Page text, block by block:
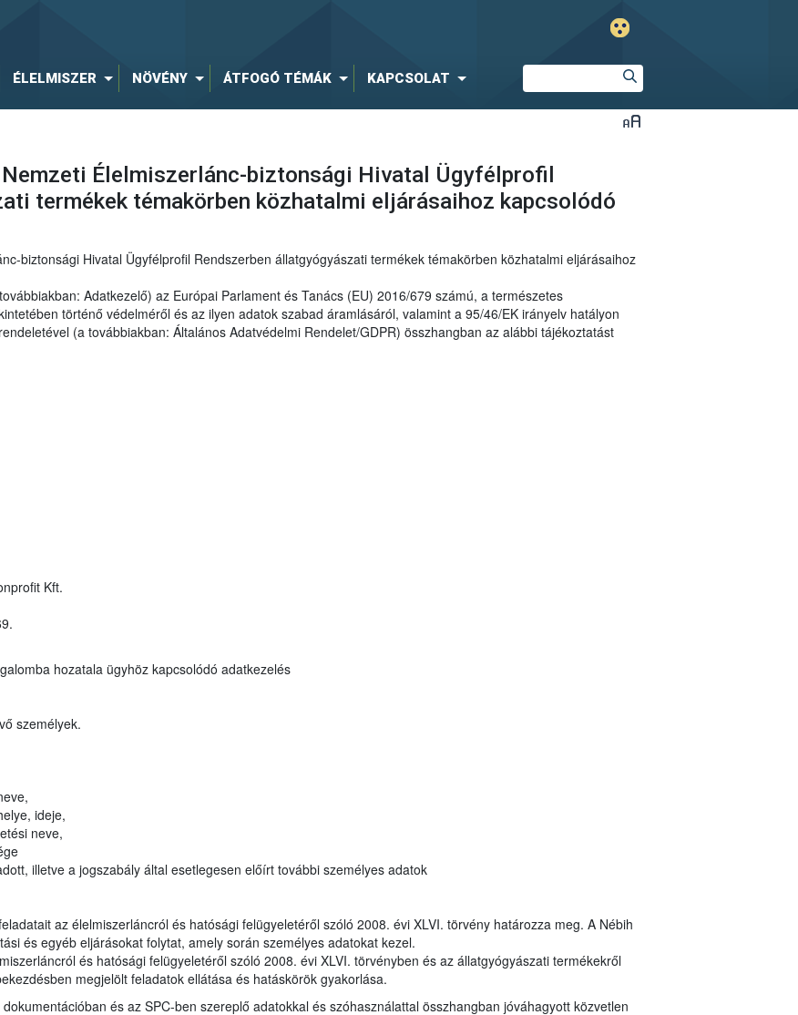
ÉLELMISZER NÖVÉNY ÁTFOGÓ TÉMÁK KAPCSOLAT
Élelmiszerlánc-biztonsági Hivatal Ügyfélprofil
termékek témakörben közhatalmi eljárásaihoz kapcsolódó
biztonsági Hivatal Ügyfélprofil Rendszerben állatgyógyászati termékek témakörben közhatalmi eljárásaihoz
Adatkezelő) az Európai Parlament és Tanács (EU) 2016/679 számú, a természetes
történő védelméről és az ilyen adatok szabad áramlásáról, valamint a 95/46/EK irányelv hatályon
(a továbbiakban: Általános Adatvédelmi Rendelet/GDPR) összhangban az alábbi tájékoztatást
Kft.
hozatala ügyhöz kapcsolódó adatkezelés
személyek.
ideje,
neve,
illetve a jogszabály által esetlegesen előírt további személyes adatok
az élelmiszerláncról és hatósági felügyeletéről szóló 2008. évi XLVI. törvény határozza meg. A Nébih
és egyéb eljárásokat folytat, amely során személyes adatokat kezel.
és hatósági felügyeletéről szóló 2008. évi XLVI. törvényben és az állatgyógyászati termékekről
megjelölt feladatok ellátása és hatáskörök gyakorlása.
és az SPC-ben szereplő adatokkal és szóhasználattal összhangban jóváhagyott közvetlen